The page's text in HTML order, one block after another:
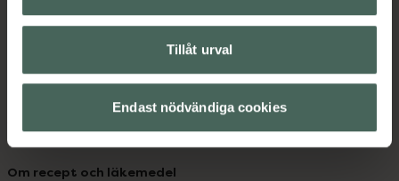
Tillåt urval
Endast nödvändiga cookies
Hitta apotek
Leverans, betalning och retur
Kundklubb
Köpvillkor
Om recept och läkemedel